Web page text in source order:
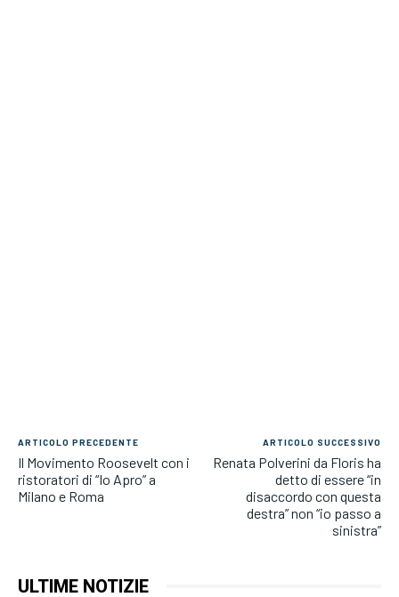
ARTICOLO PRECEDENTE
Il Movimento Roosevelt con i
ristoratori di “Io Apro” a
Milano e Roma
ARTICOLO SUCCESSIVO
Renata Polverini da Floris ha
detto di essere “in
disaccordo con questa
destra” non “io passo a
sinistra”
ULTIME NOTIZIE